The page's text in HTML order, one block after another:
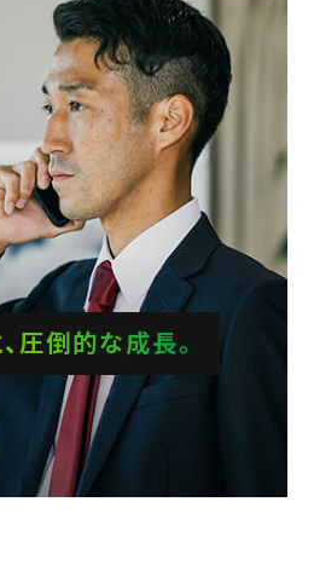
圧倒的な成長。